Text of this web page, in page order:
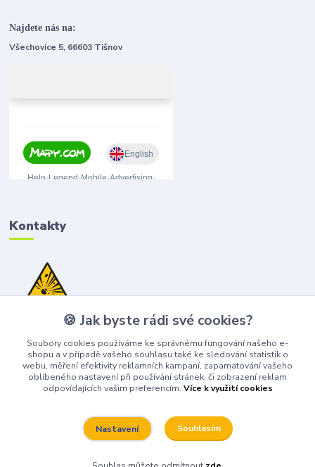
Najdete nás na:
Všechovice 5, 66603 Tišnov
Kontakty
(+420) 776 075 751
obchod@bangshop.cz
🍪 Jak byste rádi své cookies?
Soubory cookies používáme ke správnému fungování našeho e-
shopu a v případě vašeho souhlasu také ke sledování statistik o
webu, měření efektivity reklamních kampaní, zapamatování vašeho
oblíbeného nastavení při používání stránek, či zobrazení reklam
odpovídajících vašim preferencím. Více k využití cookies
Nastavení Souhlasím